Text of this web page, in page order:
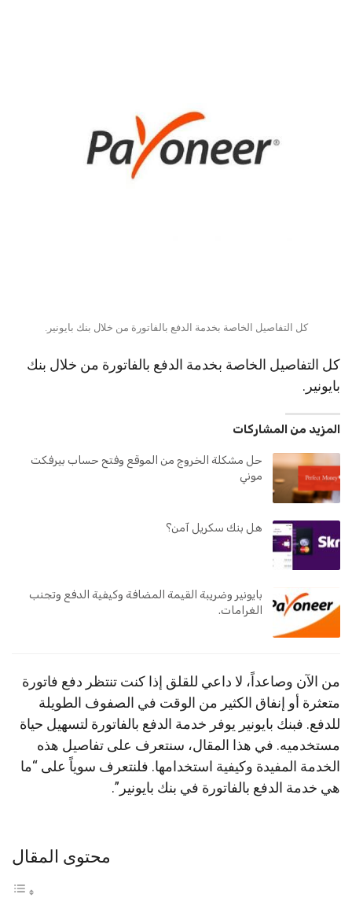
كل التفاصيل الخاصة بخدمة الدفع بالفاتورة من خلال بنك بايونير.
كل التفاصيل الخاصة بخدمة الدفع بالفاتورة من خلال بنك
بايونير.
المزيد من المشاركات
حل مشكلة الخروج من الموقع وفتح حساب بيرفكت
موني
هل بنك سكريل آمن؟
بايونير وضريبة القيمة المضافة وكيفية الدفع وتجنب
الغرامات.
من الآن وصاعداً، لا داعي للقلق إذا كنت تنتظر دفع فاتورة
متعثرة أو إنفاق الكثير من الوقت في الصفوف الطويلة
للدفع. فبنك بايونير يوفر خدمة الدفع بالفاتورة لتسهيل حياة
مستخدميه. في هذا المقال، سنتعرف على تفاصيل هذه
الخدمة المفيدة وكيفية استخدامها. فلنتعرف سوياً على “ما
هي خدمة الدفع بالفاتورة في بنك بايونير”.
محتوى المقال